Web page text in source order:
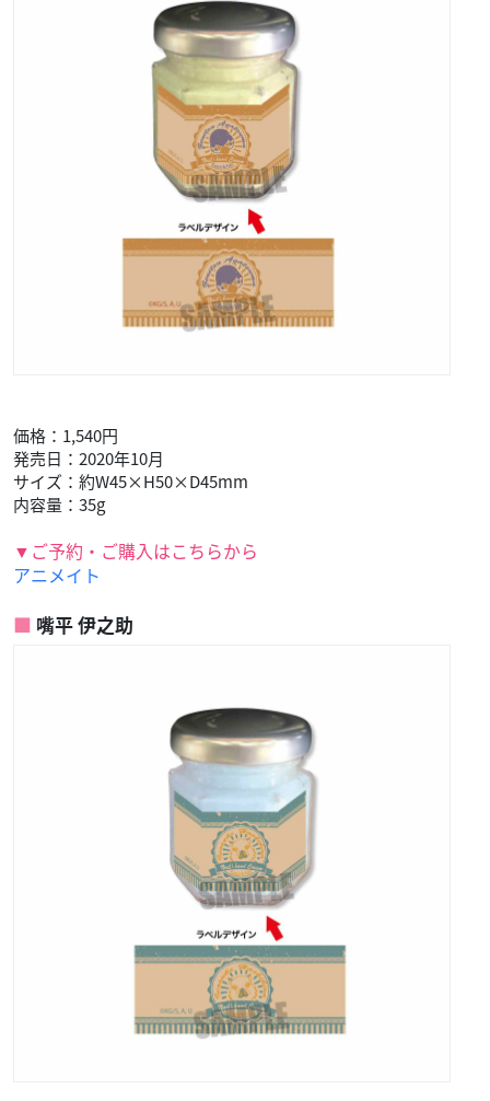
価格：1,540円
発売日：2020年10月
サイズ：約W45×H50×D45mm
内容量：35g
▼ご予約・ご購入はこちらから
アニメイト
嘴平 伊之助